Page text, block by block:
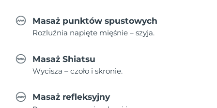
Masaż punktów spustowych
Rozluźnia napięte mięśnie – szyja.
Masaż Shiatsu
Wycisza – czoło i skronie.
Masaż refleksyjny